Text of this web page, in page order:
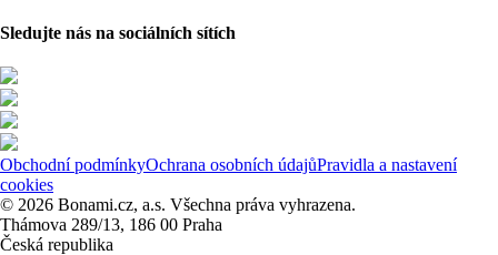
Sledujte nás na sociálních sítích
Obchodní podmínkyOchrana osobních údajůPravidla a nastavení
cookies
© 2026 Bonami.cz, a.s. Všechna práva vyhrazena.
Thámova 289/13, 186 00 Praha
Česká republika